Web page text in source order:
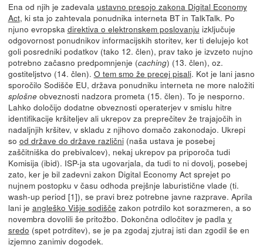
Ena od njih je zadevala ustavno presojo zakona Digital Economy
Act, ki sta jo zahtevala ponudnika interneta BT in TalkTalk. Po
njuno evropska direktiva o elektronskem poslovanju izključuje
odgovornost ponudnikov informacijskih storitev, ker ti delujejo kot
goli posredniki podatkov (tako 12. člen), prav tako je izvzeto nujno
potrebno začasno predpomnjenje (caching) (13. člen), oz.
gostiteljstvo (14. člen). O tem smo že precej pisali. Kot je lani jasno
sporočilo Sodišče EU, država ponudniku interneta ne more naložiti
splošneobveznosti nadzora prometa (15. člen). To je nesporno.
Lahko določijo dodatne obveznosti operaterjev v smislu hitre
identifikacije kršiteljev ali ukrepov za preprečitev že trajajočih in
nadaljnjih kršitev, v skladu z njihovo domačo zakonodajo. Ukrepi
so od države do države različni(naša ustava je posebej
zaščitniška do prebivalcev), nekaj ukrepov pa priporoča tudi
Komisija (ibid). ISP-ja sta ugovarjala, da tudi to ni dovolj, posebej
zato, ker je bil zadevni zakon Digital Economy Act sprejet po
nujnem postopku v času odhoda prejšnje laburistične vlade (ti.
wash-up period [1]), se pravi brez potrebne javne razprave. Aprila
lani je angleško Višje sodišče zakon potrdilo kot sorazmeren, a so
novembra dovolili še pritožbo. Dokončna odločitev je padla v
sredo (spet potrditev), se je pa zgodaj zjutraj isti dan zgodil še en
izjemno zanimiv dogodek.